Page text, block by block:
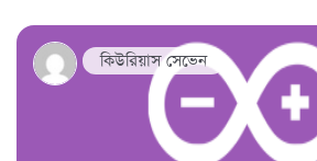
কিউরিয়াস সেভেন